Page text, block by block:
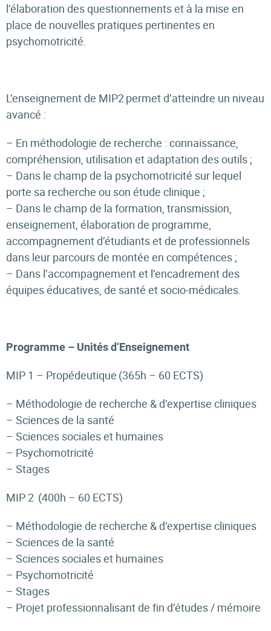
l’élaboration des questionnements et à la mise en
place de nouvelles pratiques pertinentes en
psychomotricité.
L’enseignement de MIP2permet d’atteindre un niveau
avancé :
– En méthodologie de recherche : connaissance,
compréhension, utilisation et adaptation des outils ;
– Dans le champ de la psychomotricité sur lequel
porte sa recherche ou son étude clinique ;
– Dans le champ de la formation, transmission,
enseignement, élaboration de programme,
accompagnement d’étudiants et de professionnels
dans leur parcours de montée en compétences ;
– Dans l’accompagnement et l’encadrement des
équipes éducatives, de santé et socio-médicales.
Programme – Unités d’Enseignement
MIP 1 – Propédeutique (365h – 60 ECTS)
– Méthodologie de recherche & d’expertise cliniques
– Sciences de la santé
– Sciences sociales et humaines
– Psychomotricité
– Stages
MIP 2 (400h – 60 ECTS)
– Méthodologie de recherche & d’expertise cliniques
– Sciences de la santé
– Sciences sociales et humaines
– Psychomotricité
– Stages
– Projet professionnalisant de fin d’études / mémoire